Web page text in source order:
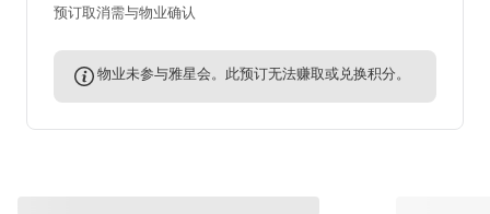
预订取消需与物业确认
物业未参与雅星会。此预订无法赚取或兑换积分。